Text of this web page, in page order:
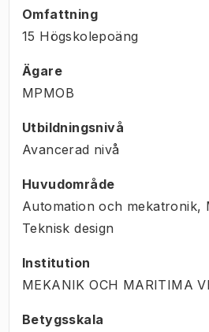
Omfattning
15 Högskolepoäng
Ägare
MPMOB
Utbildningsnivå
Avancerad nivå
Huvudområde
Automation och mekatronik,
Teknisk design
Institution
MEKANIK OCH MARITIMA
Betygsskala